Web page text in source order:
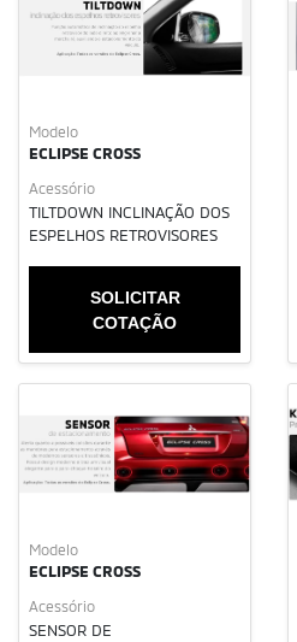
Modelo
ECLIPSE CROSS
Acessório
TILTDOWN INCLINAÇÃO DOS
ESPELHOS RETROVISORES
SOLICITAR
COTAÇÃO
Modelo
ECLIPSE CROSS
Acessório
SENSOR DE